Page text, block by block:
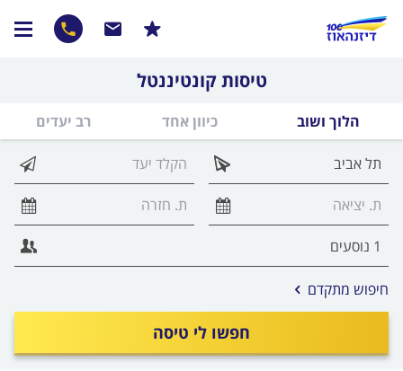
טיסות קונטיננטל
הלוך ושוב כיוון אחד רב יעדים
חפשו לי טיסה
חיפוש מתקדם אפשרויות
החיפוש
לפני